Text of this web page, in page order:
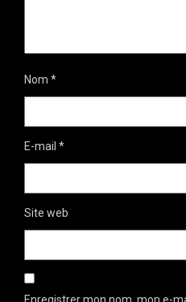
Nom *
E-mail *
Site web